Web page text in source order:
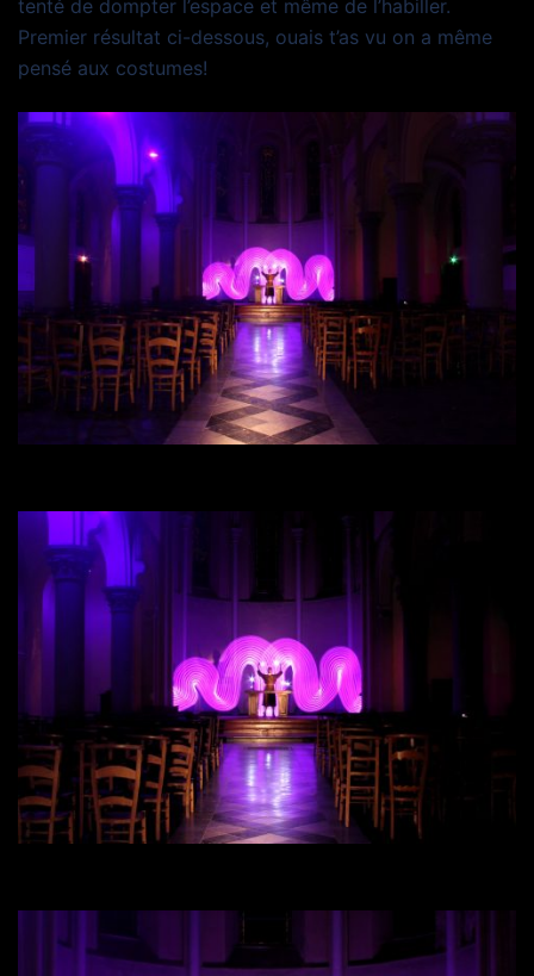
tenté de dompter l’espace et même de l’habiller.
Premier résultat ci-dessous, ouais t’as vu on a même
pensé aux costumes!